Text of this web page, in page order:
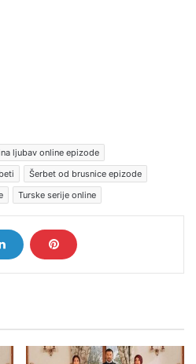
ljubav online epizode
Šerbet od brusnice epizode
Turske serije online